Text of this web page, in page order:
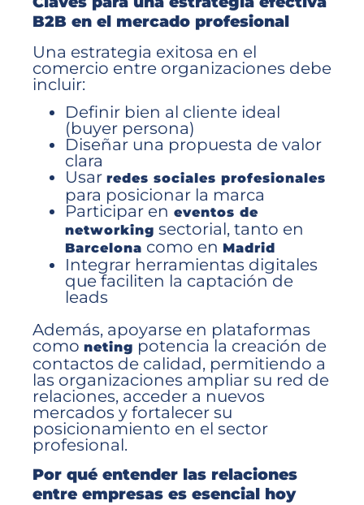
B2B en el mercado profesional
Una estrategia exitosa en el
comercio entre organizaciones debe
incluir:
Definir bien al cliente ideal
(buyer persona)
Diseñar una propuesta de valor
clara
Usar redes sociales profesionales
para posicionar la marca
Participar en eventos de
networking sectorial, tanto en
Barcelona como en Madrid
Integrar herramientas digitales
que faciliten la captación de
leads
Además, apoyarse en plataformas
como neting potencia la creación de
contactos de calidad, permitiendo a
las organizaciones ampliar su red de
relaciones, acceder a nuevos
mercados y fortalecer su
posicionamiento en el sector
profesional.
Por qué entender las relaciones
entre empresas es esencial hoy